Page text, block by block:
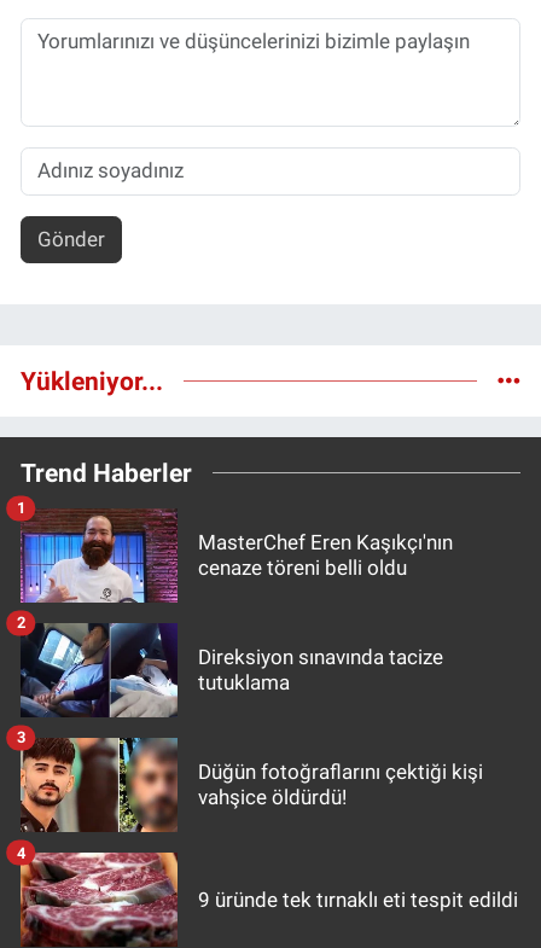
Gönder
Yükleniyor...
Trend Haberler
MasterChef Eren Kaşıkçı'nın
cenaze töreni belli oldu
1
Direksiyon sınavında tacize
tutuklama
2
Düğün fotoğraflarını çektiği kişi
vahşice öldürdü!
3
9 üründe tek tırnaklı eti tespit edildi
4